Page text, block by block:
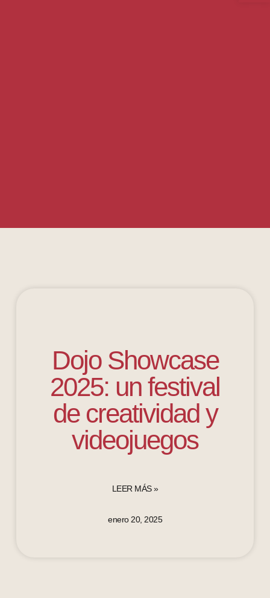
Dojo Showcase
2025: un festival
de creatividad y
videojuegos
LEER MÁS »
enero 20, 2025